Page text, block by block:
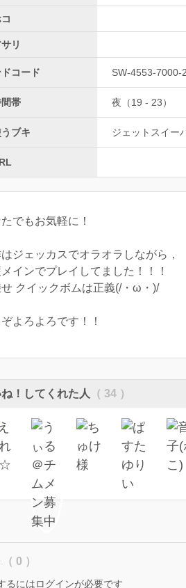
リ
コード SW-4553-7000-
帯 夜（19 - 23）
ブキ ジェットスイー
でもお気軽に！
ジェッカスでオラオラしながら，
インでプレイしてました！！！
クイックボムは正義(/・ω・)/
よろよろです！！
！してくれた人 （ 34 ）
（ 0 ）
るにはログインが必要です